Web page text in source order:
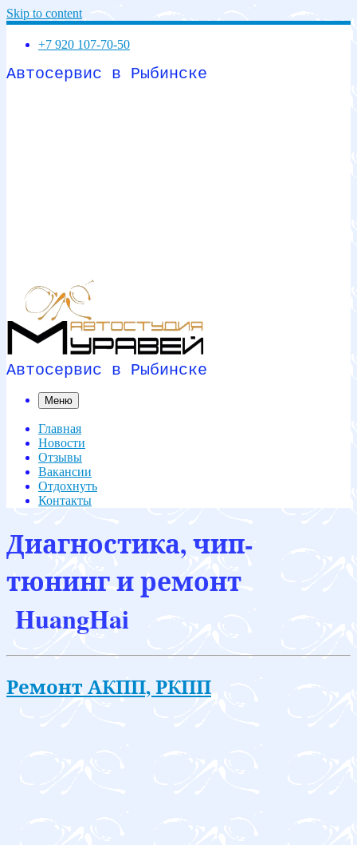
Skip to content
+7 920 107-70-50
Автосервис в Рыбинске
Автосервис в Рыбинске
Меню
Главная
Новости
Отзывы
Вакансии
Отдохнуть
Контакты
Диагностика, чип-
тюнинг и ремонт
HuangHai
Ремонт АКПП, РКПП